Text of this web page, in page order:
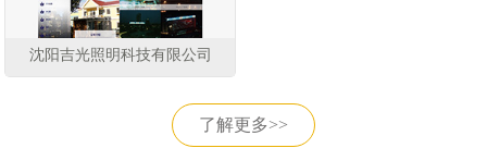
沈阳吉光照明科技有限公司
了解更多>>